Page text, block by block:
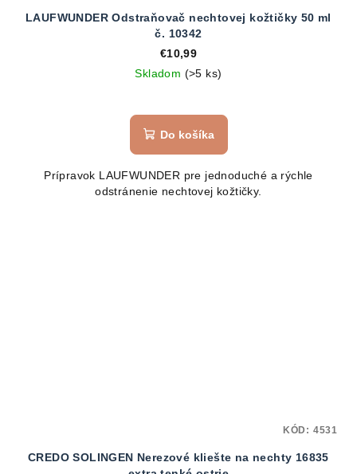
LAUFWUNDER Odstraňovač nechtovej kožtičky 50 ml
č. 10342
€10,99
Skladom (>5 ks)
Do košíka
Prípravok LAUFWUNDER pre jednoduché a rýchle
odstránenie nechtovej kožtičky.
CREDO SOLINGEN Nerezové kliešte na nechty 16835
KÓD: 4531